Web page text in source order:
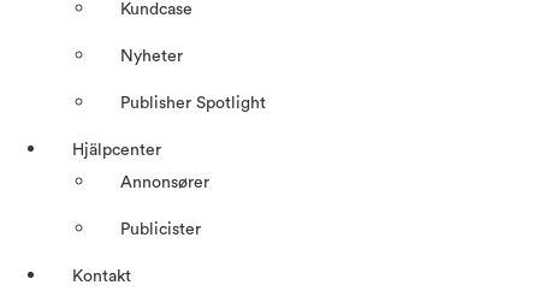
Kundcase
Nyheter
Publisher Spotlight
Hjälpcenter
Annonsører
Publicister
Kontakt